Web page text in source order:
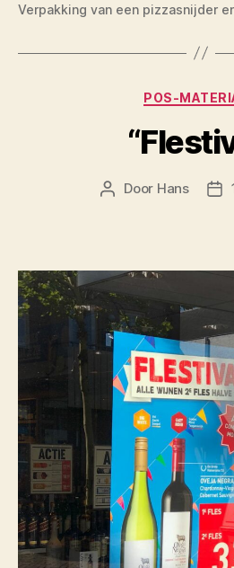
Verpakking van een pizzasnijder
POS-
Berichtauteur
Door Hans